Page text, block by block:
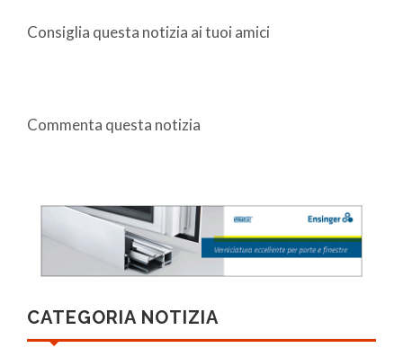
Consiglia questa notizia ai tuoi amici
Commenta questa notizia
CATEGORIA NOTIZIA